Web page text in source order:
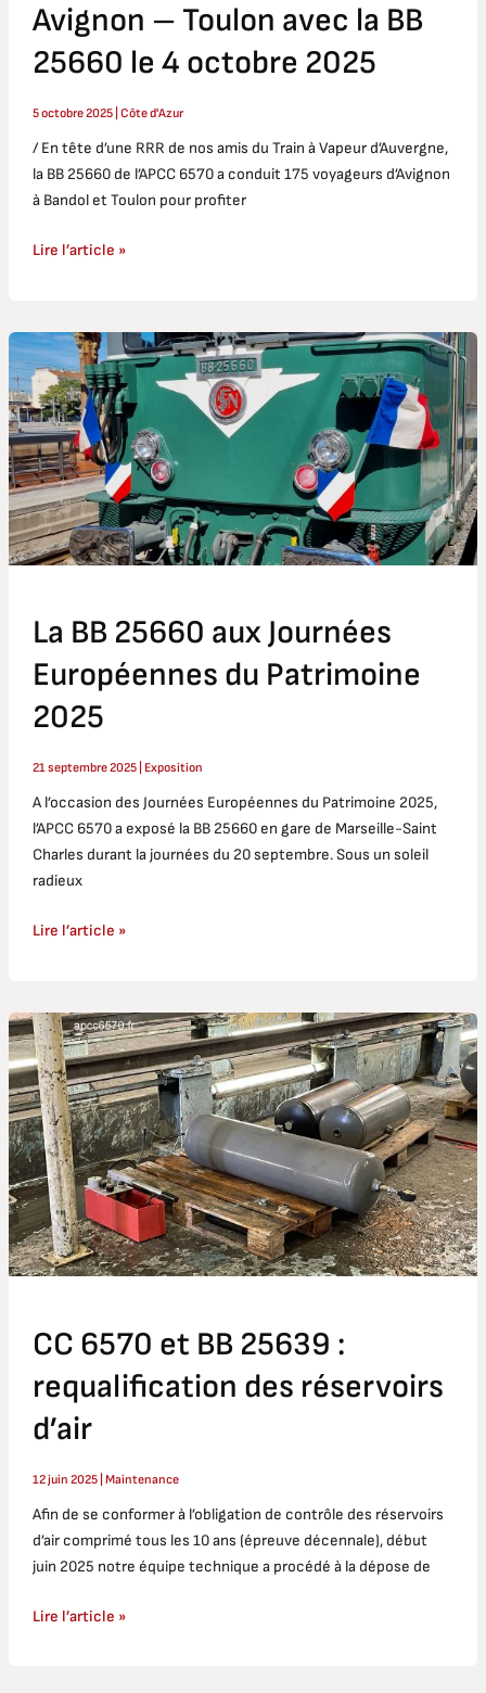
Avignon – Toulon avec la BB
25660 le 4 octobre 2025
5 octobre 2025 Côte d'Azur
/ En tête d’une RRR de nos amis du Train à Vapeur d’Auvergne,
la BB 25660 de l’APCC 6570 a conduit 175 voyageurs d’Avignon
à Bandol et Toulon pour profiter
Lire l’article »
La BB 25660 aux Journées
Européennes du Patrimoine
2025
21 septembre 2025 Exposition
A l’occasion des Journées Européennes du Patrimoine 2025,
l’APCC 6570 a exposé la BB 25660 en gare de Marseille-Saint
Charles durant la journées du 20 septembre. Sous un soleil
radieux
La
BB
25660
aux
Journées
Européennes
du
Patrimoine
2025
Lire l’article »
CC 6570 et BB 25639 :
requalification des réservoirs
d’air
12 juin 2025 Maintenance
Afin de se conformer à l’obligation de contrôle des réservoirs
d’air comprimé tous les 10 ans (épreuve décennale), début
juin 2025 notre équipe technique a procédé à la dépose de
CC
6570
et
BB
25639
:
requalification
des
réservoirs
d’air
Lire l’article »